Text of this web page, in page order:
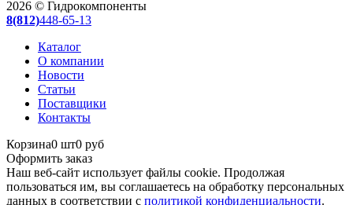
2026 © Гидрокомпоненты
8(812)448-65-13
Каталог
О компании
Новости
Статьи
Поставщики
Контакты
Корзина0 шт0 руб
Оформить заказ
Наш веб-сайт использует файлы cookie. Продолжая
пользоваться им, вы соглашаетесь на обработку персональных
данных в соответствии с политикой конфиденциальности.